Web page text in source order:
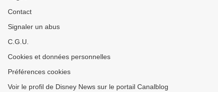
Contact
Signaler un abus
C.G.U.
Cookies et données personnelles
Préférences cookies
Voir le profil de Disney News sur le portail Canalblog